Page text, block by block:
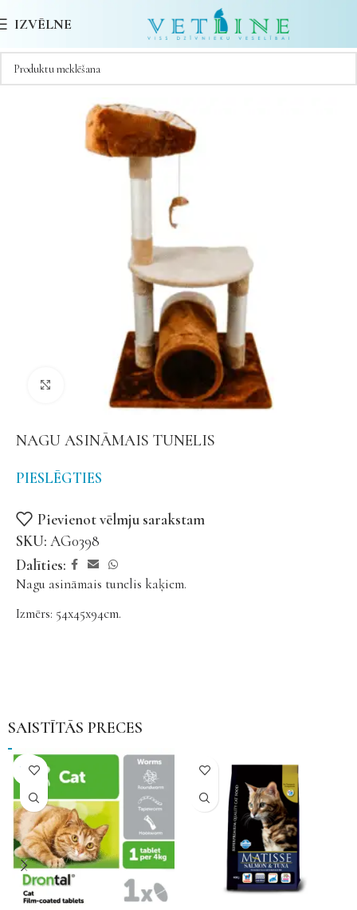
IZVĒLNE
Noklikšķiniet, lai palielinātu
NAGU ASINĀMAIS TUNELIS
PIESLĒGTIES
Pievienot vēlmju sarakstam
SKU: AG0398
Dalīties:
Nagu asināmais tunelis kaķiem.
Izmērs: 54x45x94cm.
SAISTĪTĀS PRECES
NAV